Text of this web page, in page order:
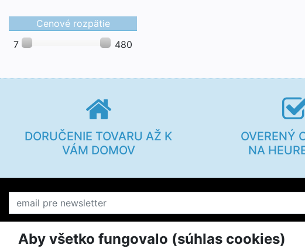
Aby všetko fungovalo (súhlas cookies)
Cenové rozpätie
7
480
DORUČENIE TOVARU AŽ K
VÁM DOMOV
OVERENÝ
NA